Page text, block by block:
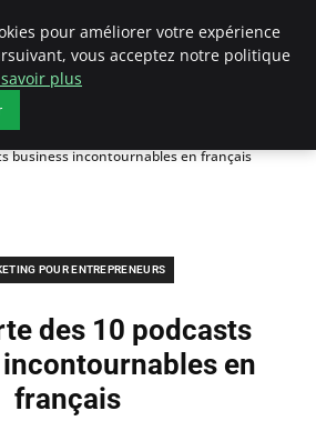
business incontournables en français
POUR ENTREPRENEURS
des 10 podcasts
en
français
pour améliorer votre expérience
vous acceptez notre politique
plus